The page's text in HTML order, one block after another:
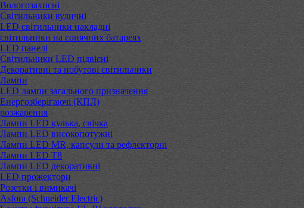
Вологозахисні
Світильники вуличні
LED світильники накладні
світильники на сонячних батареях
LED панелі
Світильники LED підвісні
Декоративні та побутові світильники
Лампи
LED лампи загального призначення
Енергозберігаючі (КПЛ)
розжарення
Лампи LED кулька, свічка
Лампи LED високопотужні
Лампи LED MR, капсули та рефлекторні
Лампи LED Т8
Лампи LED декоративні
LED прожектори
Розетки і вимикачі
Asfora (Schneider Electric)